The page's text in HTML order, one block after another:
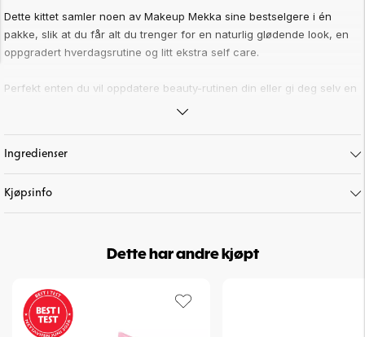
Dette kittet samler noen av Makeup Mekka sine bestselgere i én
pakke, slik at du får alt du trenger for en naturlig glødende look, en
oppgradert hverdagsrutine og litt ekstra self care.
Perfekt enten du vil oppdatere beauty-rutinen din eller gi deg selv en
Hva inneholder Self Treat Beauty Kit?
Makeup & glow
• Cushion Lips (Candy) – gir leppene myk farge og glossy finish
glød som gir kinnene liv
• Nail Polish (Ballet Dancer) – klassisk dus rosa neglelakk
Ingredienser
Kjøpsinfo
Dette har andre kjøpt